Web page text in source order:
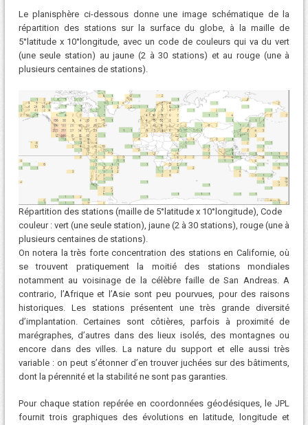
Le planisphère ci-dessous donne une image schématique de la
répartition des stations sur la surface du globe, à la maille de
5°latitude x 10°longitude, avec un code de couleurs qui va du vert
(une seule station) au jaune (2 à 30 stations) et au rouge (une à
plusieurs centaines de stations).
Répartition des stations (maille de 5°latitude x 10°longitude), Code
couleur : vert (une seule station), jaune (2 à 30 stations), rouge (une à
plusieurs centaines de stations).
On notera la très forte concentration des stations en Californie, où
se trouvent pratiquement la moitié des stations mondiales
notamment au voisinage de la célèbre faille de San Andreas. A
contrario, l’Afrique et l’Asie sont peu pourvues, pour des raisons
historiques. Les stations présentent une très grande diversité
d’implantation. Certaines sont côtières, parfois à proximité de
marégraphes, d’autres dans des lieux isolés, des montagnes ou
encore dans des villes. La nature du support et elle aussi très
variable : on peut s’étonner d’en trouver juchées sur des bâtiments,
dont la pérennité et la stabilité ne sont pas garanties.
Pour chaque station repérée en coordonnées géodésiques, le JPL
fournit trois graphiques des évolutions en latitude, longitude et